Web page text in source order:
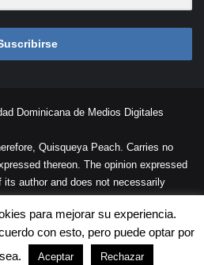
Dominicana de Medios Digitales
Quisqueya Peach. Carries no
thereon. The opinion expressed
author and does not necessarily
porPalaeli Studio
Términos de Uso
para mejorar su experiencia.
con esto, pero puede optar por
Aceptar Rechazar